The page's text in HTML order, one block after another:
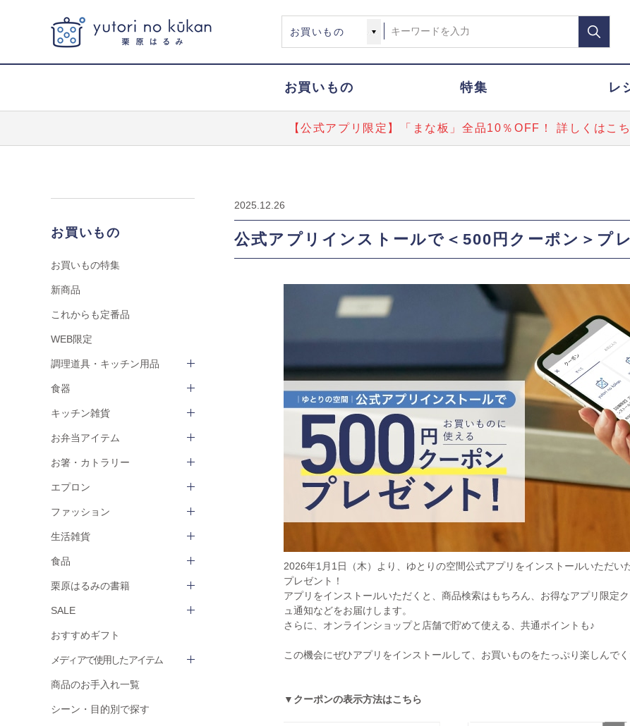
お買いもの 特集 レ
【公式アプリ限定】「まな板」全品10％OFF！ 詳しくはこ
お買いもの
お買いもの特集
新商品
これからも定番品
WEB限定
調理道具・キッチン用品
食器
キッチン雑貨
お弁当アイテム
お箸・カトラリー
エプロン
ファッション
生活雑貨
食品
栗原はるみの書籍
SALE
おすすめギフト
メディアで使用したアイテム
商品のお手入れ一覧
シーン・目的別で探す
2025.12.26
公式アプリインストールで＜500円クーポン＞プ
2026年1月1日（木）より、ゆとりの空間公式アプリをインストールいただ
プレゼント！
アプリをインストールいただくと、商品検索はもちろん、お得なアプリ限定
ュ通知などをお届けします。
さらに、オンラインショップと店舗で貯めて使える、共通ポイントも♪
この機会にぜひアプリをインストールして、お買いものをたっぷり楽しんでく
▼クーポンの表示方法はこちら